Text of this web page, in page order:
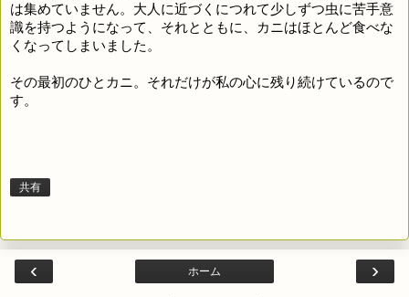
は集めていません。大人に近づくにつれて少しずつ虫に苦手意
識を持つようになって、それとともに、カニはほとんど食べな
くなってしまいました。
その最初のひとカニ。それだけが私の心に残り続けているので
す。
共有
‹ ›
ホーム